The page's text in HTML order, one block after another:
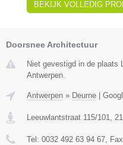
BEKIJK VOLLEDIG
Doorsnee Architectuur
Niet gevestigd in de plaats
Antwerpen.
Antwerpen » Deurne
Leeuwlantstraat 115/101,
Tel: 0032 492 63 94 67,